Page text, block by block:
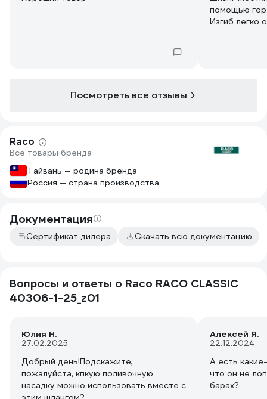
помощью
Изгиб легко
Посмотреть все отзывы
Raco
Все товары бренда
Тайвань — родина бренда
Россия — страна производства
Документация
Сертификат дилера Скачать всю документацию
Вопросы и ответы о Raco RACO CLASSIC
40306-1-25_z01
Юлия Н.
27.02.2025
Добрый день!Подскажите,
пожалуйста, кпкую поливочную
насадку можно использовать вместе с
Алексей Я.
22.12.2024
А есть
что он не
барах?